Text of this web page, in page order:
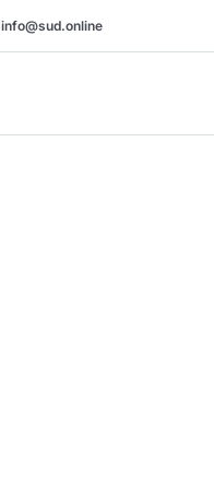
info@sud.online